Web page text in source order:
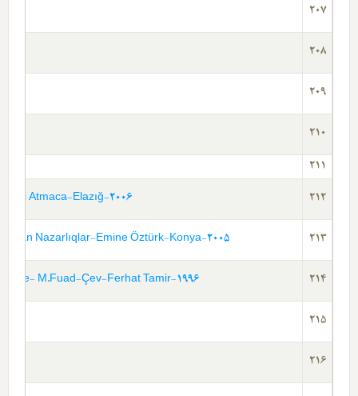
207
208
209
210
211
212
Atmaca-Elazığ-2006
213
Nazarlıqlar-Emine Öztürk-Konya-2005
214
M.Fuad-Çev-Ferhat Tamir-1996
215
216